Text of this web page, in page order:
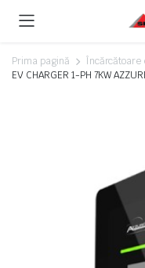
Prima pagină
Încărcătoare
EV CHARGER 1-PH 7KW